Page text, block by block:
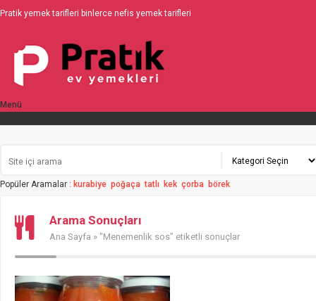
Pratik yemek tarifleri binlerce nefis yemek tarifleri
Menü
Popüler Aramalar : kurabiye poğaça tatlı kek çorba börek
Arama Sonuçları
Ana Sayfa » "Menemenlik sos" etiketli sonuçlar